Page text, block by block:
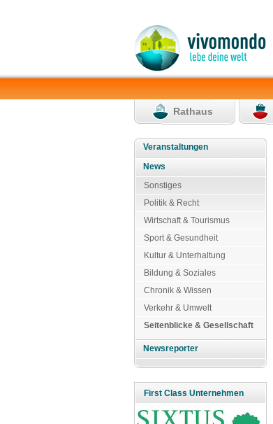
Rathaus
Veranstaltungen
News
Sonstiges
Politik & Recht
Wirtschaft & Tourismus
Sport & Gesundheit
Kultur & Unterhaltung
Bildung & Soziales
Chronik & Wissen
Verkehr & Umwelt
Seitenblicke & Gesellschaft
Newsreporter
First Class Unternehmen